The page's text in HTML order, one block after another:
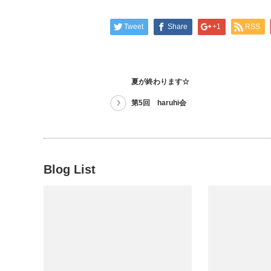
Tweet Share +1 RSS
夏が終わります☆
第5回 haruhi会
Blog List